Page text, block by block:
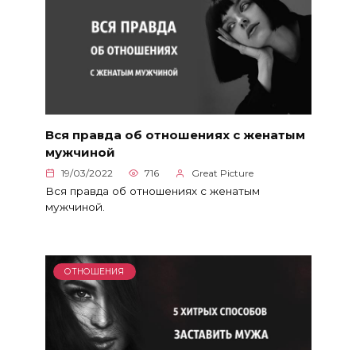
Вся правда об отношениях с женатым
мужчиной
19/03/2022 716 Great Picture
Вся правда об отношениях с женатым
мужчиной.
ОТНОШЕНИЯ